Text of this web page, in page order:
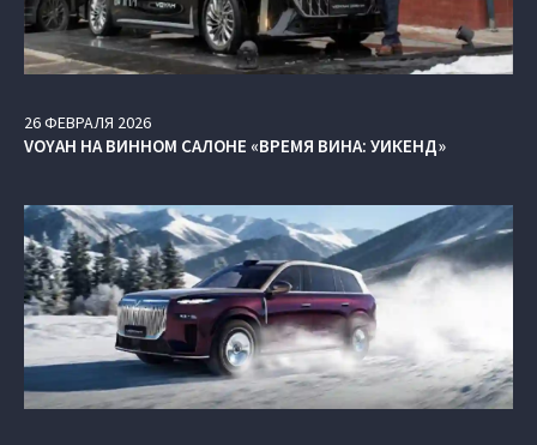
26ФЕВРАЛЯ 2026
VOYAH НА ВИННОМ САЛОНЕ «ВРЕМЯ ВИНА: УИКЕНД»